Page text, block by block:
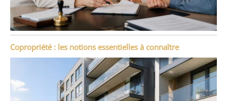
Copropriété : les notions essentielles à connaître